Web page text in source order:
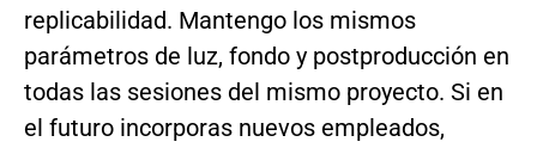
replicabilidad. Mantengo los mismos
parámetros de luz, fondo y postproducción en
todas las sesiones del mismo proyecto. Si en
el futuro incorporas nuevos empleados,